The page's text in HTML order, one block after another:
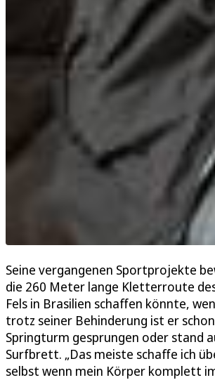
Seine vergangenen Sportprojekte
die 260 Meter lange Kletterroute
Fels in Brasilien schaffen könnte,
trotz seiner Behinderung ist er
Springturm gesprungen oder stand
Surfbrett. „Das meiste schaffe ich
selbst wenn mein Körper komplett